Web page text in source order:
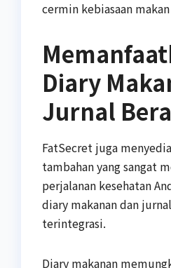
cermin kebiasaan makan
Diary
Jurnal
FatSecret juga
tambahan yang sangat
perjalanan kesehatan
diary makanan dan
terintegrasi.
Diary makanan